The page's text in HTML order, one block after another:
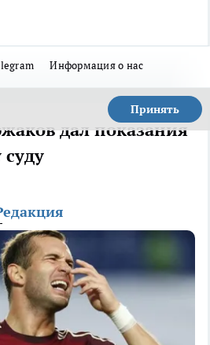
Информация о нас
Принять
дал показания